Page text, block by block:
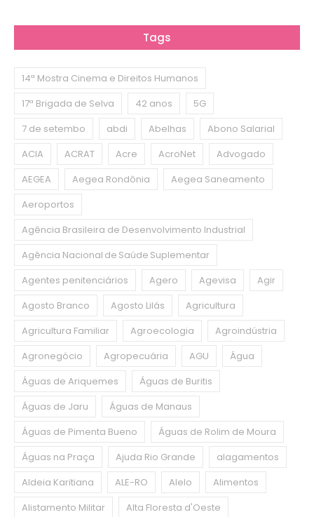
Tags
14ª Mostra Cinema e Direitos Humanos
17ª Brigada de Selva
42 anos
5G
7 de setembo
abdi Abelhas
Abono Salarial
ACIA
ACRAT Acre AcroNet
Advogado
AEGEA
Aegea Rondônia
Aegea Saneamento
Aeroportos
Agência Brasileira de Desenvolvimento Industrial
Agência Nacional de Saúde Suplementar
Agentes penitenciários
Agero Agevisa
Agir
Agosto Branco
Agosto Lilás
Agricultura
Agricultura Familiar
Agroecologia
Agroindústria
Agronegócio
Agropecuária AGU
Água
Águas de Ariquemes
Águas de Buritis
Águas de Jaru
Águas de Manaus
Águas de Pimenta Bueno
Águas de Rolim de Moura
Águas na Praça
Ajuda Rio Grande
alagamentos
Aldeia Karitiana
ALE-RO Alelo
Alimentos
Alistamento Militar
Alta Floresta d'Oeste